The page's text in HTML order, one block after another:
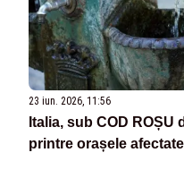
23 iun. 2026, 11:56
Italia, sub COD ROȘU
printre orașele afectate